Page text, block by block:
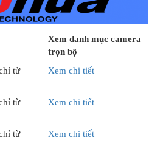
Xem danh mục camera
trọn bộ
từ
Xem chi tiết
từ
Xem chi tiết
từ
Xem chi tiết